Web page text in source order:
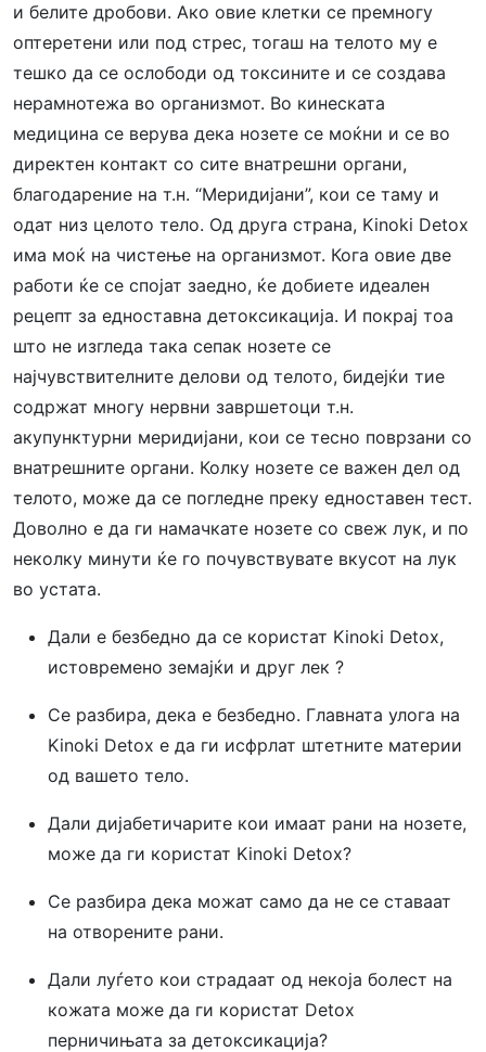
и белите дробови. Ако овие клетки се премногу
оптеретени или под стрес, тогаш на телото му е
тешко да се ослободи од токсините и се создава
нерамнотежа во организмот. Во кинеската
медицина се верува дека нозете се моќни и се во
директен контакт со сите внатрешни органи,
благодарение на т.н. “Меридијани”, кои се таму и
одат низ целото тело. Од друга страна, Kinoki Detox
има моќ на чистење на организмот. Кога овие две
работи ќе се спојат заедно, ќе добиете идеален
рецепт за едноставна детоксикација. И покрај тоа
што не изгледа така сепак нозете се
најчувствителните делови од телото, бидејќи тие
содржат многу нервни завршетоци т.н.
акупунктурни меридијани, кои се тесно поврзани со
внатрешните органи. Колку нозете се важен дел од
телото, може да се погледне преку едноставен тест.
Доволно е да ги намачкате нозете со свеж лук, и по
неколку минути ќе го почувствувате вкусот на лук
во устата.
Дали е безбедно да се користат Kinoki Detox,
истовремено земајќи и друг лек ?
Се разбира, дека е безбедно. Главната улога на
Kinoki Detox е да ги исфрлат штетните материи
од вашето тело.
Дали дијабетичарите кои имаат рани на нозете,
може да ги користат Kinoki Detox?
Се разбира дека можат само да не се ставаат
на отворените рани.
Дали луѓето кои страдаат од некоја болест на
кожата може да ги користат Detox
перничињата за детоксикација?